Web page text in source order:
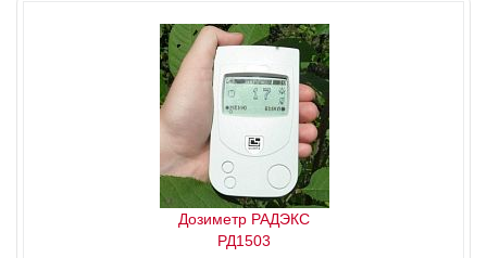
Дозиметр РАДЭКС
РД1503